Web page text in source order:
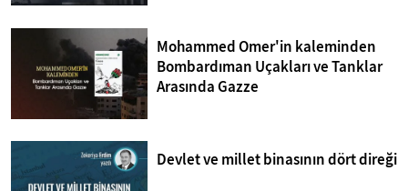
Mohammed Omer'in kaleminden
Bombardıman Uçakları ve Tanklar
Arasında Gazze
Devlet ve millet binasının dört direği